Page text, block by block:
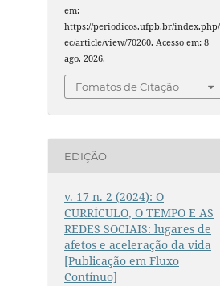
em:
https://periodicos.ufpb.br/
ec/article/view/70260. Acesso em: 8
ago. 2026.
Fomatos de Citação
EDIÇÃO
v. 17 n. 2 (2024): O
CURRÍCULO, O TEMPO E AS
REDES SOCIAIS: lugares de
afetos e aceleração da vida
[Publicação em Fluxo
Contínuo]